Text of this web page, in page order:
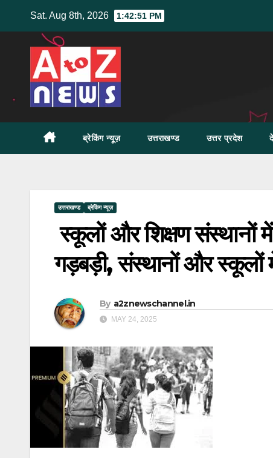
content
Sat. Aug 8th, 2026 1:42:51 PM
ब्रेकिंग न्यूज़ उत्तराखण्ड उत्तर प्रदेश
उत्तराखण्ड ब्रेकिंग न्यूज़
स्कूलों और शिक्षण संस्थानों
गड़बड़ी, संस्थानों और
By a2znewschannel.in
MAY 24, 2025